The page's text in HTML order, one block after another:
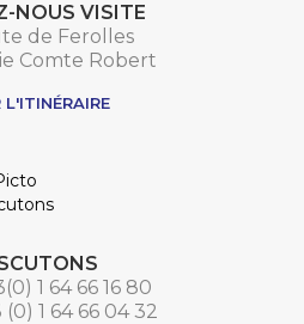
NOUS VISITE
de Ferolles
Comte Robert
L'ITINÉRAIRE
1 64 66 16 80
(0) 1 64 66 04 32